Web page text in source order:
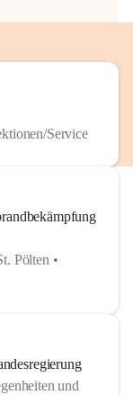
Service
Pölten •
und